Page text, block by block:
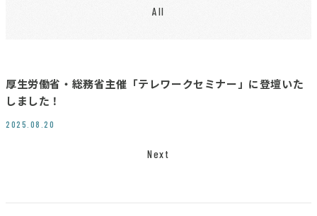
All
厚生労働省・総務省主催「テレワークセミナー」に登壇いた
しました！
2025.08.20
Next